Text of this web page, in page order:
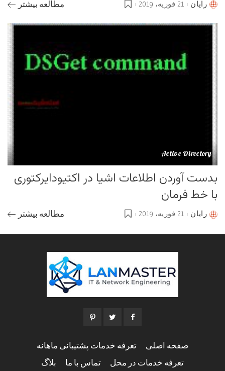
Postedرایان 21 فوریه، 2019 مطالعه بیشتر
Active Directory
بدست آوردن اطلاعات اشیا در اکتیودایرکتوری
با خط فرمان
Postedرایان 21 فوریه، 2019 مطالعه بیشتر
صفحه اصلی تعرفه خدمات پشتیبانی ماهانه
تعرفه خدمات در محل تماس با ما بلاگ